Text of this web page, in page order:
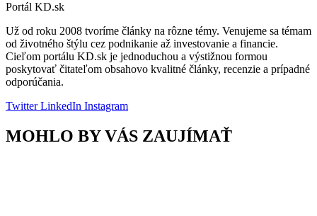
Portál KD.sk
Už od roku 2008 tvoríme články na rôzne témy. Venujeme sa témam
od životného štýlu cez podnikanie až investovanie a financie.
Cieľom portálu KD.sk je jednoduchou a výstižnou formou
poskytovať čitateľom obsahovo kvalitné články, recenzie a prípadné
odporúčania.
TwitterLinkedIn Instagram
MOHLO BY VÁS ZAUJÍMAŤ